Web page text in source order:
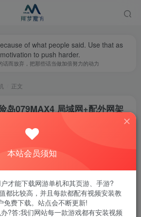
of what people said. Use that as
to push harder.
话而放弃，把那些话当做加倍努力的动力
正文
岛079MAX4 局域网+配外网架
本站会员须知
才能下载网游单机和其页游、手游?
都比较高，并且每款都配有视频安装教
免费下载。站点会不断更新!
?答:我们网站每一款游戏都有安装视频